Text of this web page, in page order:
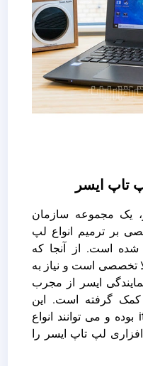
تاپ ایسر
یک مجموعه سازمان
بر ترمیم انواع لپ
است. از آنجا که
تخصصی است و نیاز به
ایسر از مجرب
کمک گرفته است. این
تکنسین ها، کارشناسان ارشد it بوده و می توانند انواع
لپ تاپ ایسر را